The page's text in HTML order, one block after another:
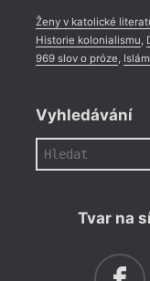
Ženy v katolické
Historie kolonialismu,
969 slov o próze, Islám
Vyhledávání
Tvar na